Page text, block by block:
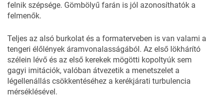
felnik szépsége. Gömbölyű farán is jól azonosíthatók a
felmenők.
Teljes az alsó burkolat és a formaterveben is van valami a
tengeri élőlények áramvonalasságából. Az első lökhárító
szélein lévő és az első kerekek mögötti kopoltyúk sem
gagyi imitációk, valóban átvezetik a menetszelet a
légellenállás csökkentéséhez a kerékjárati turbulencia
mérséklésével.